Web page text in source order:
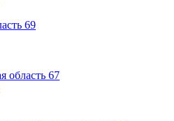
69
область 67